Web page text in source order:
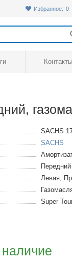
Избранное: 0
Контакты
SACHS
SACHS
Левая,
Super